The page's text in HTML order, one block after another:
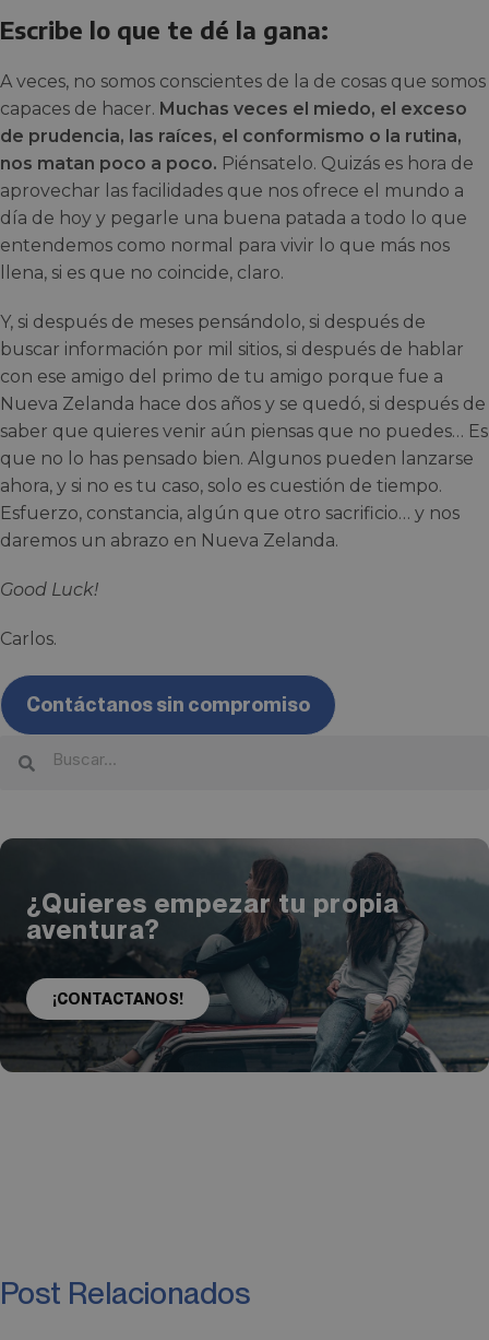
Escribe lo que te dé la gana:
A veces, no somos conscientes de la de cosas que somos
capaces de hacer. Muchas veces el miedo, el exceso
de prudencia, las raíces, el conformismo o la rutina,
nos matan poco a poco. Piénsatelo. Quizás es hora de
aprovechar las facilidades que nos ofrece el mundo a
día de hoy y pegarle una buena patada a todo lo que
entendemos como normal para vivir lo que más nos
llena, si es que no coincide, claro.
Y, si después de meses pensándolo, si después de
buscar información por mil sitios, si después de hablar
con ese amigo del primo de tu amigo porque fue a
Nueva Zelanda hace dos años y se quedó, si después de
saber que quieres venir aún piensas que no puedes… Es
que no lo has pensado bien. Algunos pueden lanzarse
ahora, y si no es tu caso, solo es cuestión de tiempo.
Esfuerzo, constancia, algún que otro sacrificio… y nos
daremos un abrazo en Nueva Zelanda.
Good Luck!
Carlos.
Contáctanos sin compromiso
¿Quieres empezar tu propia
aventura?
¡CONTACTANOS!
Post Relacionados